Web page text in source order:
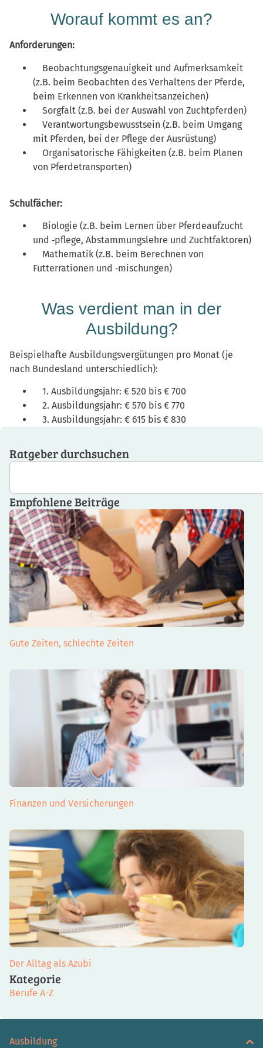
Worauf kommt es an?
Anforderungen:
Beobachtungsgenauigkeit und Aufmerksamkeit
(z.B. beim Beobachten des Verhaltens der Pferde,
beim Erkennen von Krankheitsanzeichen)
Sorgfalt (z.B. bei der Auswahl von Zuchtpferden)
Verantwortungsbewusstsein (z.B. beim Umgang
mit Pferden, bei der Pflege der Ausrüstung)
Organisatorische Fähigkeiten (z.B. beim Planen
von Pferdetransporten)
Schulfächer:
Biologie (z.B. beim Lernen über Pferdeaufzucht
und ‑pflege, Abstammungslehre und Zuchtfaktoren)
Mathematik (z.B. beim Berechnen von
Futterrationen und ‑mischungen)
Was verdient man in der
Ausbildung?
Beispielhafte Ausbildungsvergütungen pro Monat (je
nach Bundesland unterschiedlich):
1. Ausbildungsjahr: € 520 bis € 700
2. Ausbildungsjahr: € 570 bis € 770
3. Ausbildungsjahr: € 615 bis € 830
Ratgeber durchsuchen
Empfohlene Beiträge
Gute Zeiten, schlechte Zeiten
Finanzen und Versicherungen
Der Alltag als Azubi
Kategorie
Berufe A-Z
Ausbildung